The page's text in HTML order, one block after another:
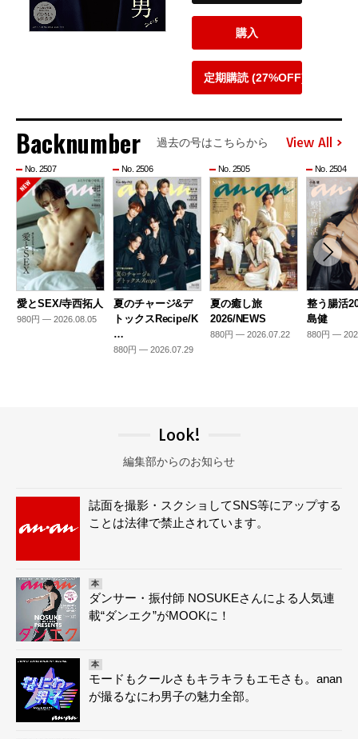
購入
定期購読 (27%OFF)
Backnumber 過去の号はこちらから View All
No. 2507
愛とSEX/寺西拓人
980円 — 2026.08.05
No. 2506
夏のチャージ&デ
トックスRecipe/K
…
880円 — 2026.07.29
No. 2505
夏の癒し旅
2026/NEWS
880円 — 2026.07.22
No. 2504
整う腸活
島健
880円 —
Look!
編集部からのお知らせ
誌面を撮影・スクショしてSNS等にアップする
ことは法律で禁止されています。
本
ダンサー・振付師 NOSUKEさんによる人気連
載“ダンエク”がMOOKに！
本
モードもクールさもキラキラもエモさも。anan
が撮るなにわ男子の魅力全部。